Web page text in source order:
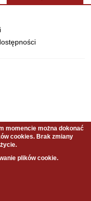
Publicznej
momencie można dokonać
cookies. Brak zmiany
plików cookie.